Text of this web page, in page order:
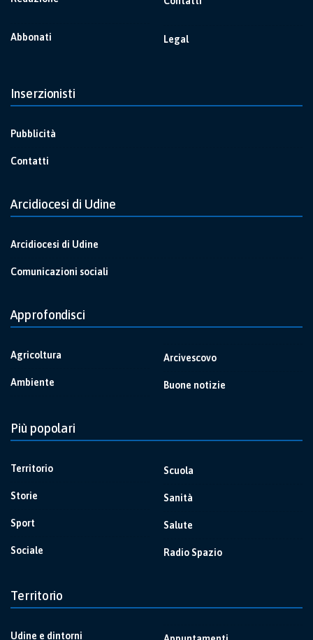
Abbonati Legal
Inserzionisti
Pubblicità
Contatti
Arcidiocesi di Udine
Arcidiocesi di Udine
Comunicazioni sociali
Approfondisci
Agricoltura
Ambiente
Arcivescovo
Buone notizie
Più popolari
Territorio
Storie
Sport
Sociale
Scuola
Sanità
Salute
Radio Spazio
Territorio
Udine e dintorni